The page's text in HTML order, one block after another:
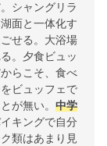
シャングリラ
面と一体化す
せる。大浴場
。夕食ビュッ
らこそ、食べ
ビュッフェで
が無い。 中学
キングで自分
類はあまり見